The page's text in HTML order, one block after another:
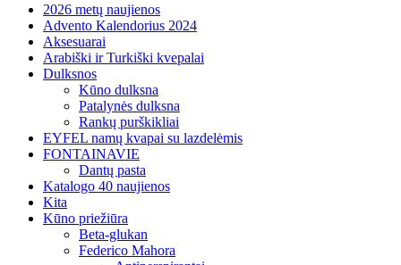
2026 metų naujienos
Advento Kalendorius 2024
Aksesuarai
Arabiški ir Turkiški kvepalai
Dulksnos
Kūno dulksna
Patalynės dulksna
Rankų purškikliai
EYFEL namų kvapai su lazdelėmis
FONTAINAVIE
Dantų pasta
Katalogo 40 naujienos
Kita
Kūno priežiūra
Beta-glukan
Federico Mahora